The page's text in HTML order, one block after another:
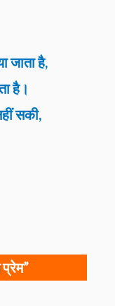
जाता है,
है।
सकी,